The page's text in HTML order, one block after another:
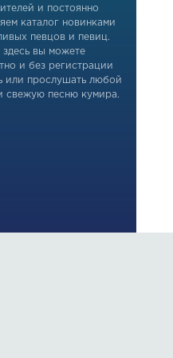
и постоянно
каталог новинками
певцов и певиц.
здесь вы можете
и без регистрации
или прослушать любой
свежую песню кумира.